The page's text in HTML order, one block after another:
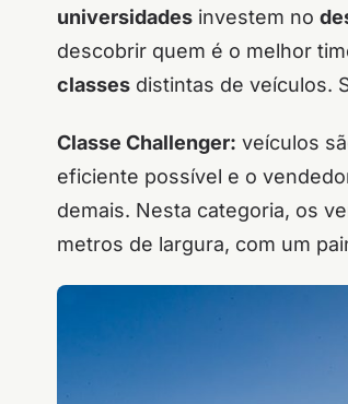
universidades investem no
descobrir quem é o melhor
classes distintas de veículos.
Classe Challenger: veículos
eficiente possível e o
demais. Nesta categoria, os
metros de largura, com um